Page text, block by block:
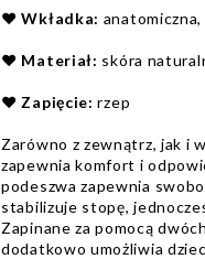
❤️Wkładka:
❤️ Materiał: skóra
❤️ Zapięcie:rzep
Zarówno z zewnątrz, jak i
zapewnia komfort i
podeszwa zapewnia
stabilizuje stopę,
Zapinane za pomocą
dodatkowo umożliwia